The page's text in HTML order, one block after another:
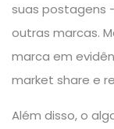
suas postagens
outras marcas.
marca em
market share e
Além disso, o